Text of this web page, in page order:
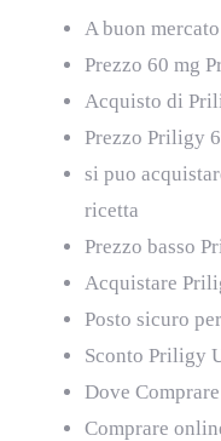
A buon
Prezzo 60 mg
Acquisto di
Prezzo Priligy
si puo
ricetta
Prezzo basso
Acquistare
Posto sicuro
Sconto Priligy
Dove
Comprare